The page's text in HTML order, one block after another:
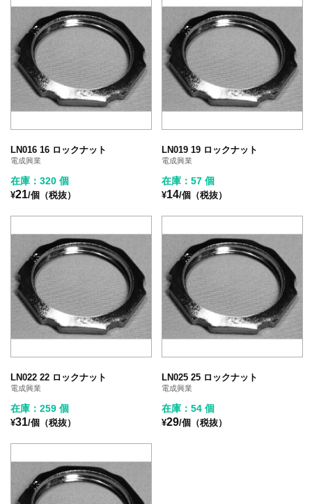
LN016 16 ロックナット
電成興業
在庫：320 個
¥21/個（税抜）
LN019 19 ロックナット
電成興業
在庫：57 個
¥14/個（税抜）
LN022 22 ロックナット
電成興業
在庫：259 個
¥31/個（税抜）
LN025 25 ロックナット
電成興業
在庫：54 個
¥29/個（税抜）